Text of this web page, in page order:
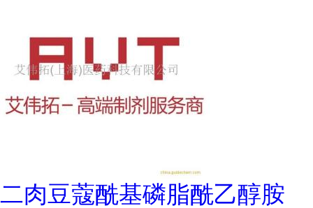
二肉豆蔻酰基磷脂酰乙醇胺